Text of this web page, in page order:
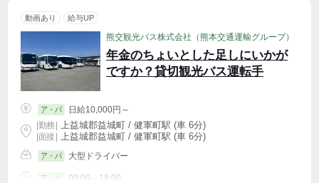
動画あり 給与UP
熊交観光バス株式会社（熊本交通運輸グループ）
年金のちょいとした足しにいかが
ですか？貸切観光バス運転手
ア・パ
日給10,000円～
|勤務 上益城郡益城町 / 健軍町駅 (車 6分)
| 面接 | 上益城郡益城町 / 健軍町駅 (車 6分)
ア・パ 大型ドライバー
ア・パ 09:00～18:00